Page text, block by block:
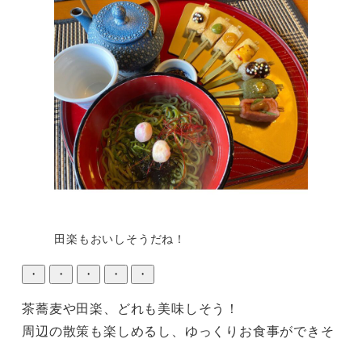
田楽もおいしそうだね！
・ ・ ・ ・ ・
茶蕎麦や田楽、どれも美味しそう！
周辺の散策も楽しめるし、ゆっくりお食事ができそ